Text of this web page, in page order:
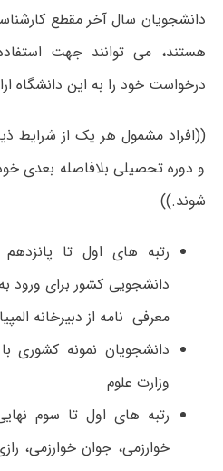
دانشجویان سال آخر مقطع
هستند، می توانند جهت
درخواست خود را به این دانشگاه
((افراد مشمول هر یک از شرایط
و دوره تحصیلی بلافاصله بعدی
شوند.))
رتبه های اول تا پانزدهم
دانشجویی کشور برای ورود
معرفی نامه از دبیرخانه
دانشجویان نمونه کشوری
وزارت علوم
رتبه های اول تا سوم
خوارزمی، جوان خوارزمی،